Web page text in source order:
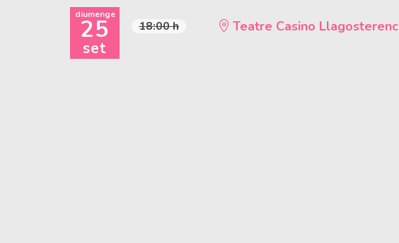
diumenge
25
set
18:00 h Teatre Casino Llagosterenc